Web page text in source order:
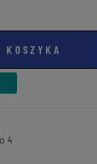
KOSZYKA
4